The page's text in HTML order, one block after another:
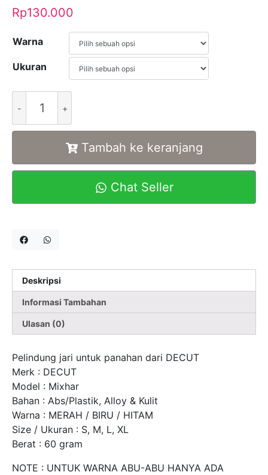
Rp130.000
Warna
Ukuran
Tambah ke keranjang
Chat Seller
Deskripsi
Informasi Tambahan
Ulasan (0)
Pelindung jari untuk panahan dari DECUT
Merk : DECUT
Model : Mixhar
Bahan : Abs/Plastik, Alloy & Kulit
Warna : MERAH / BIRU / HITAM
Size / Ukuran : S, M, L, XL
Berat : 60 gram
NOTE : UNTUK WARNA ABU-ABU HANYA ADA